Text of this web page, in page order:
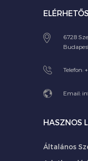
6728
Telefon:
Email:
HASZNOS
Általános